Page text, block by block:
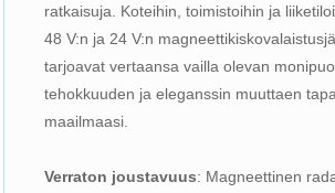
ratkaisuja. Koteihin, toimistoihin ja
48 V:n ja 24 V:n
tarjoavat vertaansa vailla olevan
tehokkuuden ja eleganssin muuttaen
maailmaasi.
Verraton joustavuus: Magneettinen